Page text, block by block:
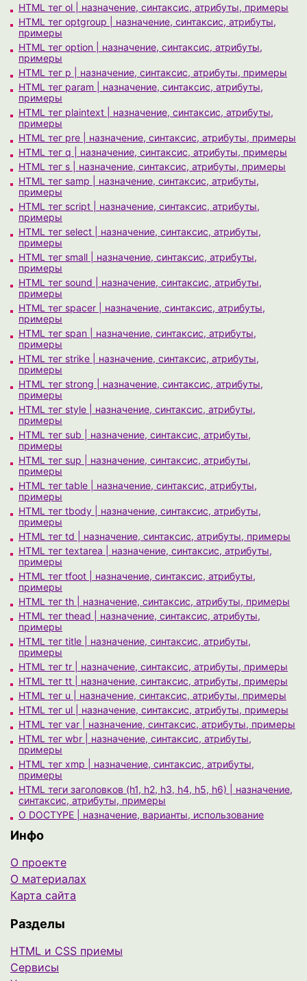
HTML тег ol | назначение, синтаксис, атрибуты, примеры
HTML тег optgroup | назначение, синтаксис, атрибуты,
примеры
HTML тег option | назначение, синтаксис, атрибуты,
примеры
HTML тег p | назначение, синтаксис, атрибуты, примеры
HTML тег param | назначение, синтаксис, атрибуты,
примеры
HTML тег plaintext | назначение, синтаксис, атрибуты,
примеры
HTML тег pre | назначение, синтаксис, атрибуты, примеры
HTML тег q | назначение, синтаксис, атрибуты, примеры
HTML тег s | назначение, синтаксис, атрибуты, примеры
HTML тег samp | назначение, синтаксис, атрибуты,
примеры
HTML тег script | назначение, синтаксис, атрибуты,
примеры
HTML тег select | назначение, синтаксис, атрибуты,
примеры
HTML тег small | назначение, синтаксис, атрибуты,
примеры
HTML тег sound | назначение, синтаксис, атрибуты,
примеры
HTML тег spacer | назначение, синтаксис, атрибуты,
примеры
HTML тег span | назначение, синтаксис, атрибуты,
примеры
HTML тег strike | назначение, синтаксис, атрибуты,
примеры
HTML тег strong | назначение, синтаксис, атрибуты,
примеры
HTML тег style | назначение, синтаксис, атрибуты,
примеры
HTML тег sub | назначение, синтаксис, атрибуты,
примеры
HTML тег sup | назначение, синтаксис, атрибуты,
примеры
HTML тег table | назначение, синтаксис, атрибуты,
примеры
HTML тег tbody | назначение, синтаксис, атрибуты,
примеры
HTML тег td | назначение, синтаксис, атрибуты, примеры
HTML тег textarea | назначение, синтаксис, атрибуты,
примеры
HTML тег tfoot | назначение, синтаксис, атрибуты,
примеры
HTML тег th | назначение, синтаксис, атрибуты, примеры
HTML тег thead | назначение, синтаксис, атрибуты,
примеры
HTML тег title | назначение, синтаксис, атрибуты,
примеры
HTML тег tr | назначение, синтаксис, атрибуты, примеры
HTML тег tt | назначение, синтаксис, атрибуты, примеры
HTML тег u | назначение, синтаксис, атрибуты, примеры
HTML тег ul | назначение, синтаксис, атрибуты, примеры
HTML тег var | назначение, синтаксис, атрибуты, примеры
HTML тег wbr | назначение, синтаксис, атрибуты,
примеры
HTML тег xmp | назначение, синтаксис, атрибуты,
примеры
HTML теги заголовков (h1, h2, h3, h4, h5, h6) | назначение,
синтаксис, атрибуты, примеры
О DOCTYPE | назначение, варианты, использование
Инфо
О проекте
О материалах
Карта сайта
Разделы
HTML и CSS приемы
Сервисы